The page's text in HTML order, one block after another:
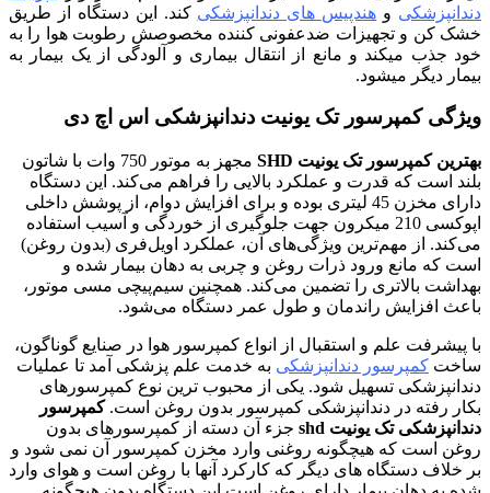
دندانپزشکی و هندپیس های دندانپزشکی کند. این دستگاه از طریق
خشک کن و تجهیزات ضدعفونی کننده مخصوصش رطوبت هوا را به
خود جذب میکند و مانع از انتقال بیماری و آلودگی از یک بیمار به
بیمار دیگر میشود.
ویژگی کمپرسور تک یونیت دندانپزشکی اس اچ دی
بهترین کمپرسور تک یونیت SHD
مجهز به موتور 750 وات با شاتون
بلند است که قدرت و عملکرد بالایی را فراهم می‌کند. این دستگاه
دارای مخزن 45 لیتری بوده و برای افزایش دوام، از پوشش داخلی
اپوکسی 210 میکرون جهت جلوگیری از خوردگی و آسیب استفاده
می‌کند. از مهم‌ترین ویژگی‌های آن، عملکرد اویل‌فری (بدون روغن)
است که مانع ورود ذرات روغن و چربی به دهان بیمار شده و
بهداشت بالاتری را تضمین می‌کند. همچنین سیم‌پیچی مسی موتور،
باعث افزایش راندمان و طول عمر دستگاه می‌شود.
با پیشرفت علم و استقبال از انواع کمپرسور هوا در صنایع گوناگون،
ساخت کمپرسور دندانپزشکی به خدمت علم پزشکی آمد تا عملیات
دندانپزشکی تسهیل شود. یکی از محبوب ترین نوع کمپرسورهای
بکار رفته در دندانپزشکی کمپرسور بدون روغن است.کمپرسور
دندانپزشکی تک یونیت shd
جزء آن دسته از کمپرسورهای بدون
روغن است که هیچگونه روغنی وارد مخزن کمپرسور آن نمی شود و
بر خلاف دستگاه های دیگر که کارکرد آنها با روغن است و هوای وارد